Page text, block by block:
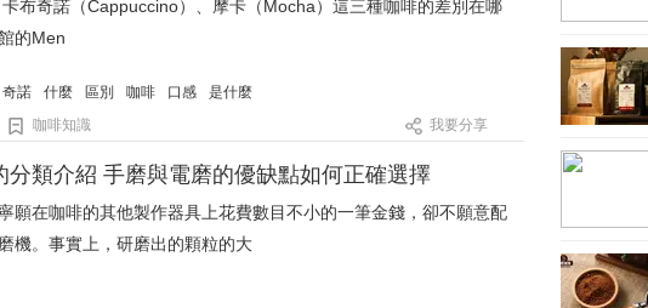
布奇諾（Cappuccino）、摩卡（Mocha）這三種咖啡的差別在哪
的Men
奇諾 什麼 區別 咖啡 口感
是什麼
咖啡知識 我要分享
分類介紹 手磨與電磨的優缺點如何正確選擇
願在咖啡的其他製作器具上花費數目不小的一筆金錢，卻不願意配
機。事實上，研磨出的顆粒的大